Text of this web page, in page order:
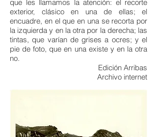
que les llamamos la atención: el recorte
exterior, clásico en una de ellas; el
encuadre, en el que en una se recorta por
la izquierda y en la otra por la derecha; las
tintas, que varían de grises a ocres; y el
pie de foto, que en una existe y en la otra
no.
Edición Arribas
Archivo internet